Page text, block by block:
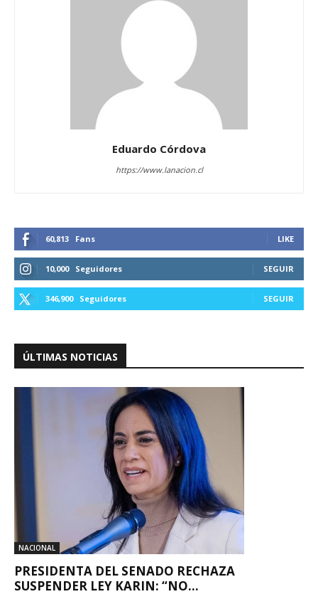
Eduardo Córdova
https://www.lanacion.cl
60,813 Fans LIKE
10,000 Seguidores SEGUIR
346,900 Seguidores SEGUIR
ÚLTIMAS NOTICIAS
NACIONAL
PRESIDENTA DEL SENADO RECHAZA
SUSPENDER LEY KARIN: “NO...